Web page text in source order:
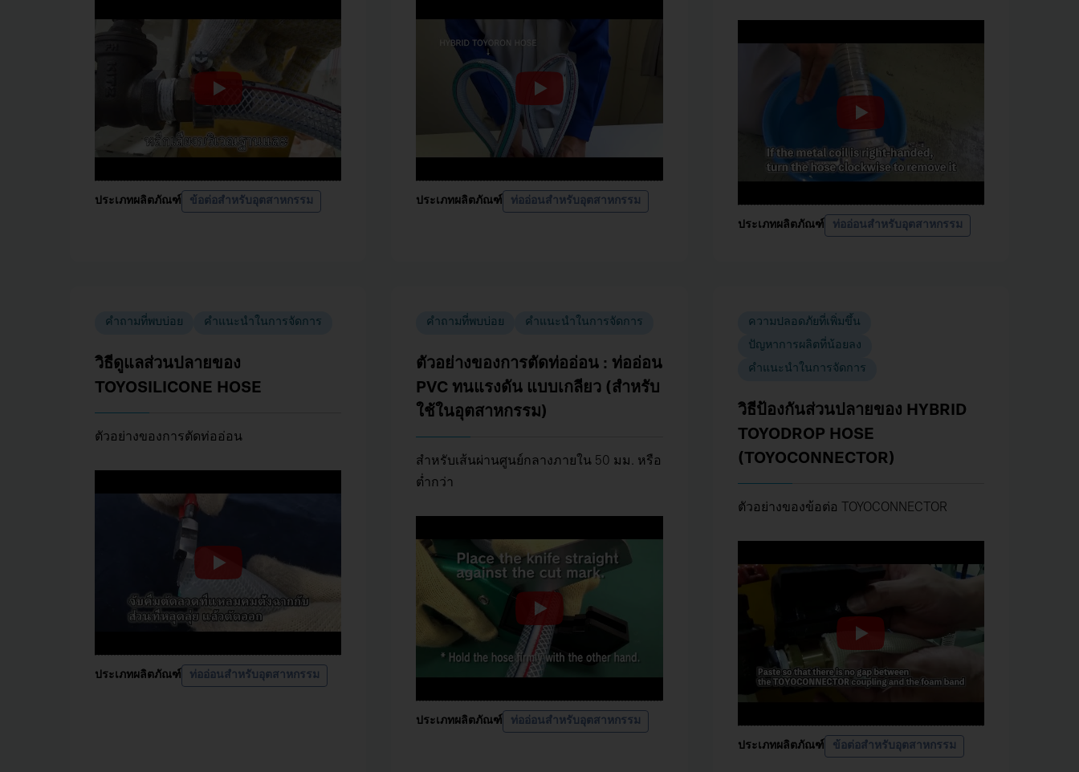
ประเภทผลิตภัณฑ์ ข้อต่อสำหรับอุตสาหกรรม ประเภทผลิตภัณฑ์ ท่ออ่อนสำหรับอุตสาหกรรม
ประเภทผลิตภัณฑ์ ท่ออ่อนสำหรับอุตสาหกรรม
คำถามที่พบบ่อย คำแนะนำในการจัดการ
วิธีดูแลส่วนปลายของ
TOYOSILICONE HOSE
ตัวอย่างของการตัดท่ออ่อน
ประเภทผลิตภัณฑ์ ท่ออ่อนสำหรับอุตสาหกรรม
คำถามที่พบบ่อย คำแนะนำในการจัดการ
ตัวอย่างของการตัดท่ออ่อน : ท่ออ่อน
PVC ทนแรงดัน แบบเกลียว (สำหรับ
ใช้ในอุตสาหกรรม)
สำหรับเส้นผ่านศูนย์กลางภายใน 50 มม. หรือ
ต่ำกว่า
ประเภทผลิตภัณฑ์ ท่ออ่อนสำหรับอุตสาหกรรม
ความปลอดภัยที่เพิ่มขึ้น
ปัญหาการผลิตที่น้อยลง
คำแนะนำในการจัดการ
วิธีป้องกันส่วนปลายของ HYBRID
TOYODROP HOSE
(TOYOCONNECTOR)
ตัวอย่างของข้อต่อ TOYOCONNECTOR
ประเภทผลิตภัณฑ์ ข้อต่อสำหรับอุตสาหกรรม